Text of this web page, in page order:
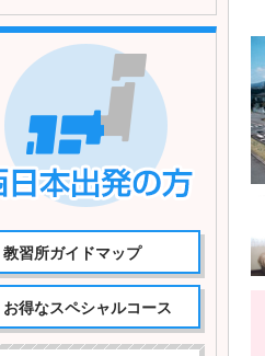
教習所ガイドマップ
お得なスペシャルコース